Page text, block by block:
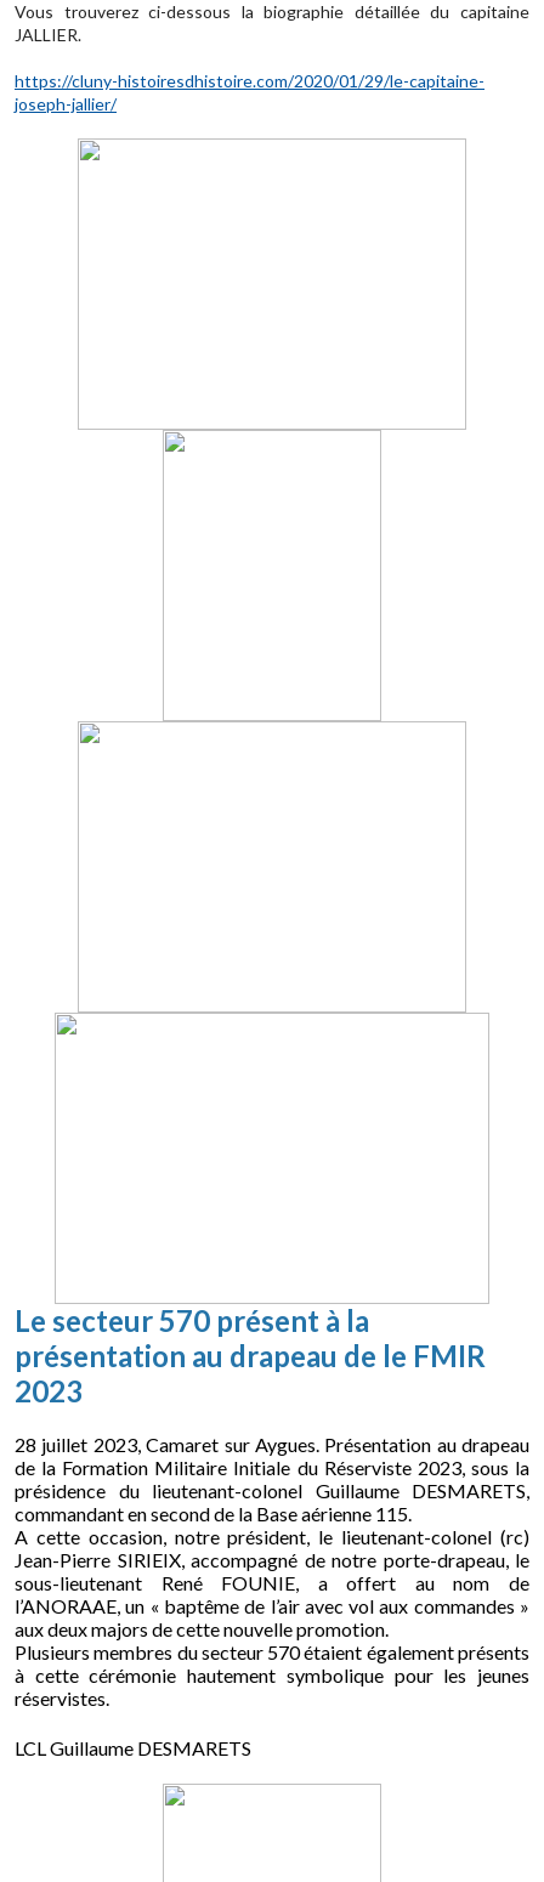
Vous trouverez ci-dessous la biographie détaillée du capitaine
JALLIER.
https://cluny-histoiresdhistoire.com/2020/01/29/le-capitaine-
joseph-jallier/
Le secteur 570 présent à la
présentation au drapeau de le FMIR
2023
28 juillet 2023, Camaret sur Aygues. Présentation au drapeau
de la Formation Militaire Initiale du Réserviste 2023, sous la
présidence du lieutenant-colonel Guillaume DESMARETS,
commandant en second de la Base aérienne 115.
A cette occasion, notre président, le lieutenant-colonel (rc)
Jean-Pierre SIRIEIX, accompagné de notre porte-drapeau, le
sous-lieutenant René FOUNIE, a offert au nom de
l’ANORAAE, un « baptême de l’air avec vol aux commandes »
aux deux majors de cette nouvelle promotion.
Plusieurs membres du secteur 570 étaient également présents
à cette cérémonie hautement symbolique pour les jeunes
réservistes.
LCL Guillaume DESMARETS